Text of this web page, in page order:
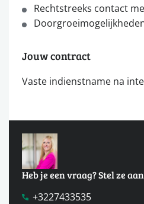
Rechtstreeks contact
Jouw contract
Vaste indienstname na
Heb je een vraag? Stel ze
+3227433535